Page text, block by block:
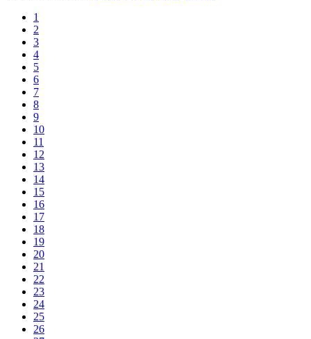
1
2
3
4
5
6
7
8
9
10
11
12
13
14
15
16
17
18
19
20
21
22
23
24
25
26